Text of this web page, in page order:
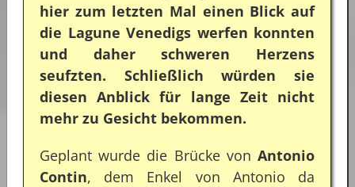
hier zum letzten Mal einen Blick auf
die Lagune Venedigs werfen konnten
und daher schweren Herzens
seufzten. Schließlich würden sie
diesen Anblick für lange Zeit nicht
mehr zu Gesicht bekommen.
Geplant wurde die Brücke von Antonio
Contin, dem Enkel von Antonio da